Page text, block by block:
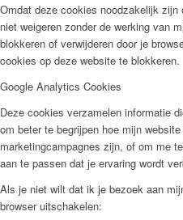
Omdat deze cookies noodzakelijk
niet weigeren zonder de werking van
blokkeren of verwijderen door je
cookies op deze website te blokkeren.
Google Analytics Cookies
Deze cookies verzamelen informatie
om beter te begrijpen hoe mijn
marketingcampagnes zijn, of om me
aan te passen dat je ervaring wordt
Als je niet wilt dat ik je bezoek aan
browser uitschakelen: